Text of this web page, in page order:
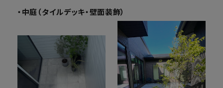
・中庭（タイルデッキ・壁面装飾）